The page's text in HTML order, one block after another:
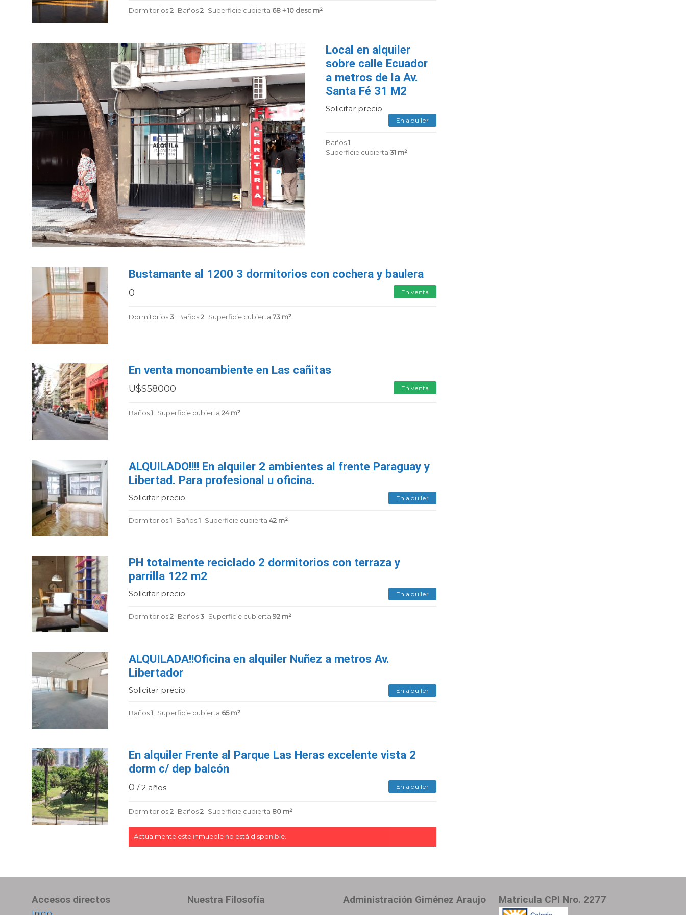
Dormitorios2 Baños2 Superficie cubierta 68 + 10 desc m²
Local en alquiler
sobre calle Ecuador
a metros de la Av.
Santa Fé 31 M2
Solicitar precio
En alquiler
Baños1
Superficie cubierta 31 m²
Bustamante al 1200 3 dormitorios con cochera y baulera
0 En venta
Dormitorios3 Baños2 Superficie cubierta 73 m²
En venta monoambiente en Las cañitas
U$S58000 En venta
Baños1 Superficie cubierta 24 m²
ALQUILADO!!!! En alquiler 2 ambientes al frente Paraguay y
Libertad. Para profesional u oficina.
Solicitar precio En alquiler
Dormitorios1 Baños1 Superficie cubierta 42 m²
PH totalmente reciclado 2 dormitorios con terraza y
parrilla 122 m2
Solicitar precio En alquiler
Dormitorios2 Baños3 Superficie cubierta 92 m²
ALQUILADA!!Oficina en alquiler Nuñez a metros Av.
Libertador
Solicitar precio En alquiler
Baños1 Superficie cubierta 65 m²
En alquiler Frente al Parque Las Heras excelente vista 2
dorm c/ dep balcón
0 / 2 años En alquiler
Dormitorios2 Baños2 Superficie cubierta 80 m²
Actualmente este inmueble no está disponible.
Accesos directos Nuestra Filosofía Administración Giménez Araujo Matricula CPI Nro. 2277